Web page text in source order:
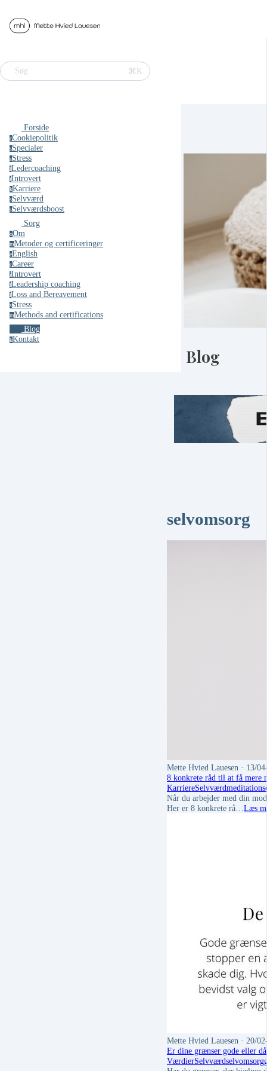
Søg ⌘K
Forside
cCookiepolitik
sSpecialer
sStress
lLedercoaching
iIntrovert
kKarriere
sSelvværd
sSelvværdsboost
Sorg
oOm
mMetoder og certificeringer
eEnglish
cCareer
iIntrovert
lLeadership coaching
lLoss and Bereavement
sStress
mMethods and certifications
Blog
kKontakt
Blog
selvomsorg
Mette Hvied Lauesen · 13/
8 konkrete råd til at få mere
KarriereSelvværdmeditation
Når du arbejder med din
Her er 8 konkrete rå… Læs
Mette Hvied Lauesen · 20/
Er dine grænser gode eller
VærdierSelvværdselvomsorg